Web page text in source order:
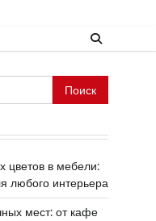
цветов в мебели:
любого интерьера
мест: от кафе